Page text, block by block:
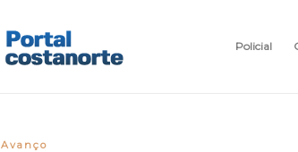
Policial
Avanço